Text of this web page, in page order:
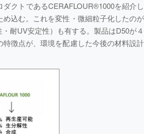
クトであるCERAFLOUR®1000を紹介
込む。これを変性・微細粒子化したの
耐UV安定性）も有する。製品はD50が
徴点が、環境を配慮した今後の材料設